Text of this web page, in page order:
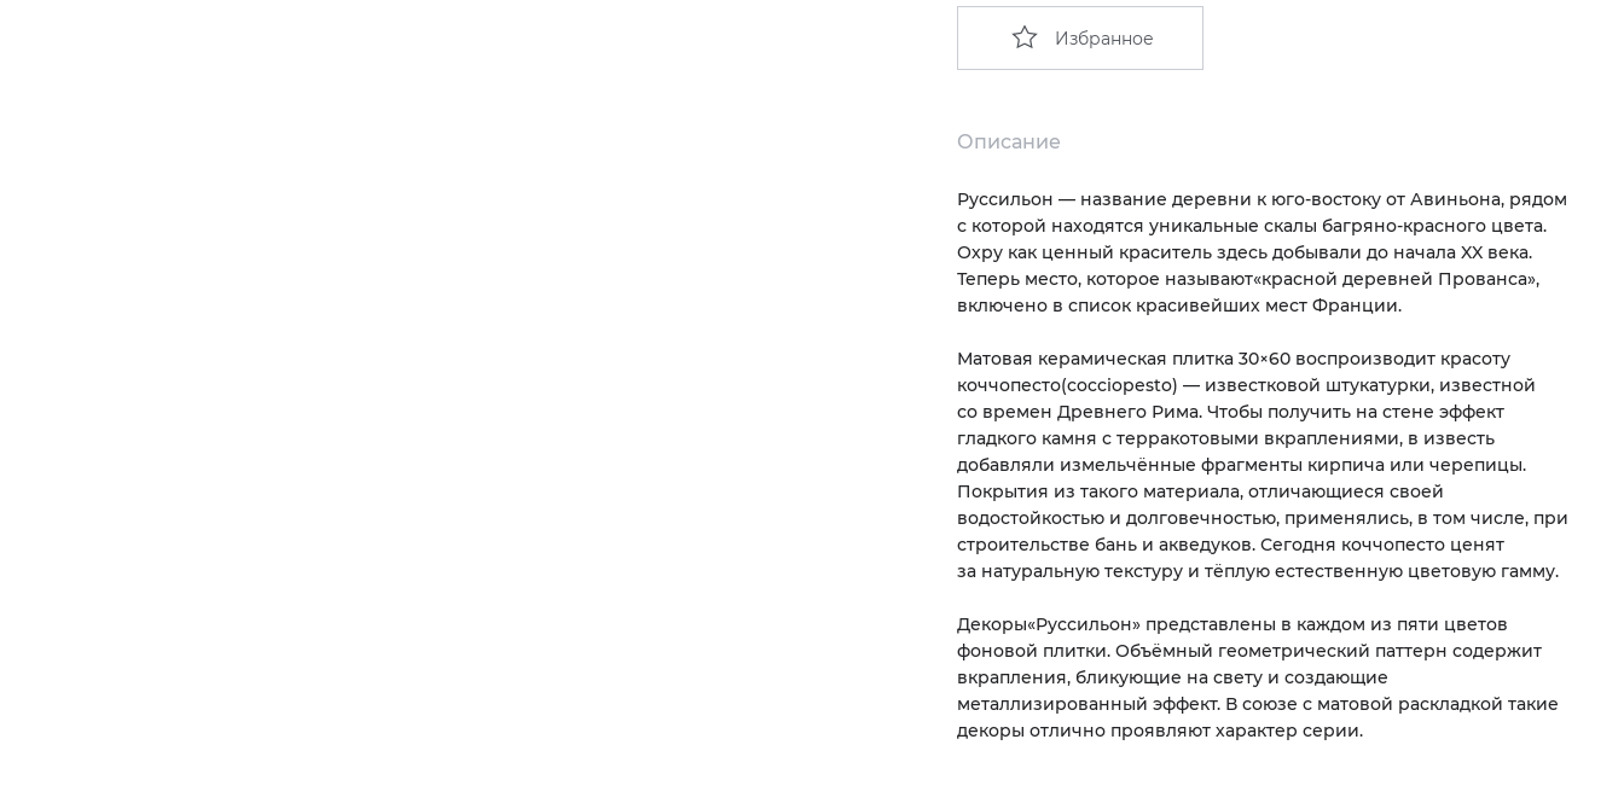
Избранное
Описание
Руссильон — название деревни к юго-востоку от Авиньона, рядом
с которой находятся уникальные скалы багряно-красного цвета.
Охру как ценный краситель здесь добывали до начала XX века.
Теперь место, которое называют«красной деревней Прованса»,
включено в список красивейших мест Франции.
Матовая керамическая плитка 30×60 воспроизводит красоту
коччопесто(cocciopesto) — известковой штукатурки, известной
со времен Древнего Рима. Чтобы получить на стене эффект
гладкого камня с терракотовыми вкраплениями, в известь
добавляли измельчённые фрагменты кирпича или черепицы.
Покрытия из такого материала, отличающиеся своей
водостойкостью и долговечностью, применялись, в том числе, при
строительстве бань и акведуков. Сегодня коччопесто ценят
за натуральную текстуру и тёплую естественную цветовую гамму.
Декоры«Руссильон» представлены в каждом из пяти цветов
фоновой плитки. Объёмный геометрический паттерн содержит
вкрапления, бликующие на свету и создающие
металлизированный эффект. В союзе с матовой раскладкой такие
декоры отлично проявляют характер серии.